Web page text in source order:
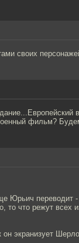
своих
фильм?
Юрьич переводит
то что режут всех
экранизует